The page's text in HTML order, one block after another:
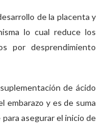
de la placenta y
lo cual reduce los
por desprendimiento
de ácido
embarazo y es de suma
asegurar el inicio de